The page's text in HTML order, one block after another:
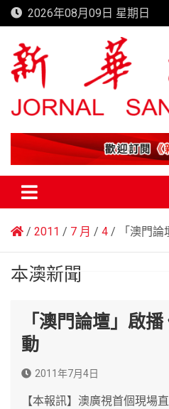
Skip
to
content
2026年08月09日 星期日
新華澳報
2011 7 月 4 「澳門
本澳新聞
「澳門論壇」啟
動
2011年7月4日
【本報訊】澳廣視首個現場